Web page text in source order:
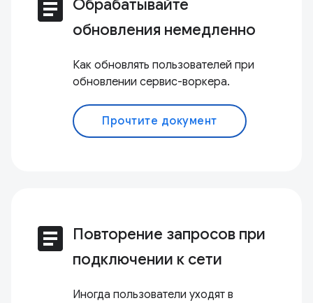
article Обрабатывайте
обновления немедленно
Как обновлять пользователей при
обновлении сервис-воркера.
Прочтите документ
article Повторение запросов при
подключении к сети
Иногда пользователи уходят в